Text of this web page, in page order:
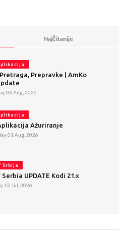
Najčitanije
Prepravke | AmKo
03 Aug, 2026
Ažuriranje
01 Aug, 2026
Srbija
Serbia UPDATE Kodi 21.x
12 Jul, 2026